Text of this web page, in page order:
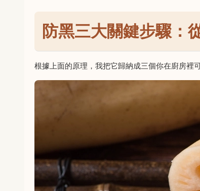
防黑三大關鍵步驟：
根據上面的原理，我把它歸納成三個你在廚房裡